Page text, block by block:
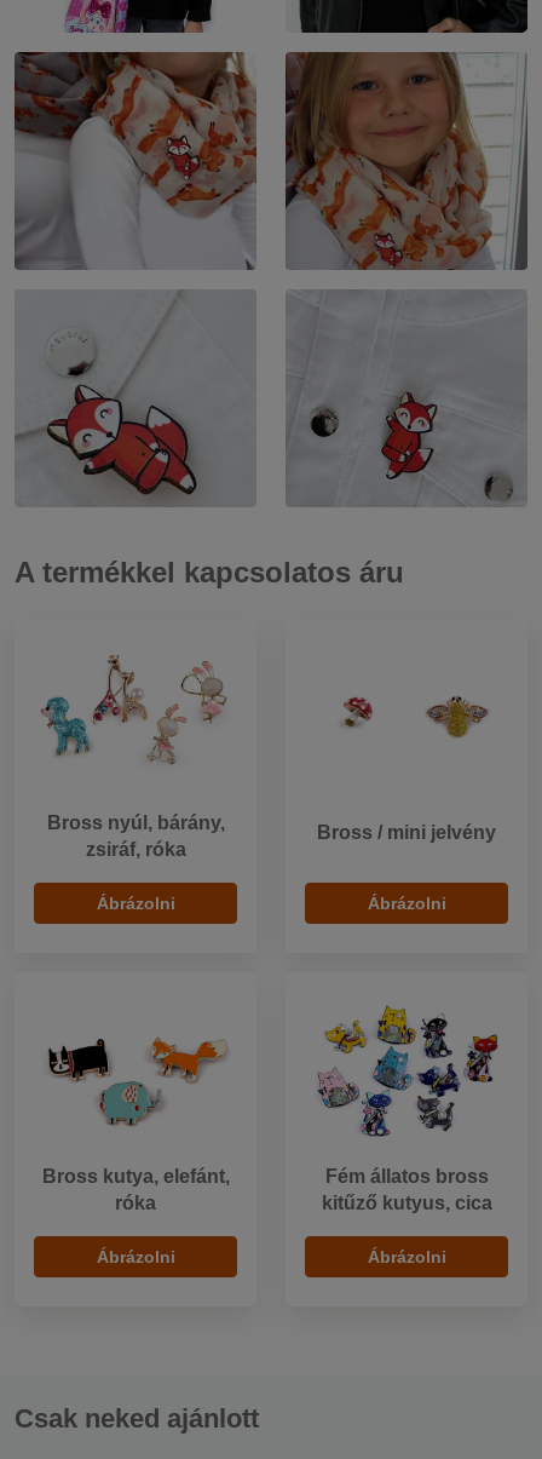
A termékkel kapcsolatos áru
Bross nyúl, bárány,
zsiráf, róka
Ábrázolni
Bross / mini jelvény
Ábrázolni
Bross kutya, elefánt,
róka
Ábrázolni
Fém állatos bross
kitűző kutyus, cica
Ábrázolni
Csak neked ajánlott